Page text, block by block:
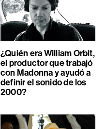
¿Quién era William Orbit,
el productor que trabajó
con Madonna y ayudó a
definir el sonido de los
2000?